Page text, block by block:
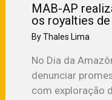
MAB-AP
os royalties
ByThales Lima
No Dia da
denunciar
com exploração